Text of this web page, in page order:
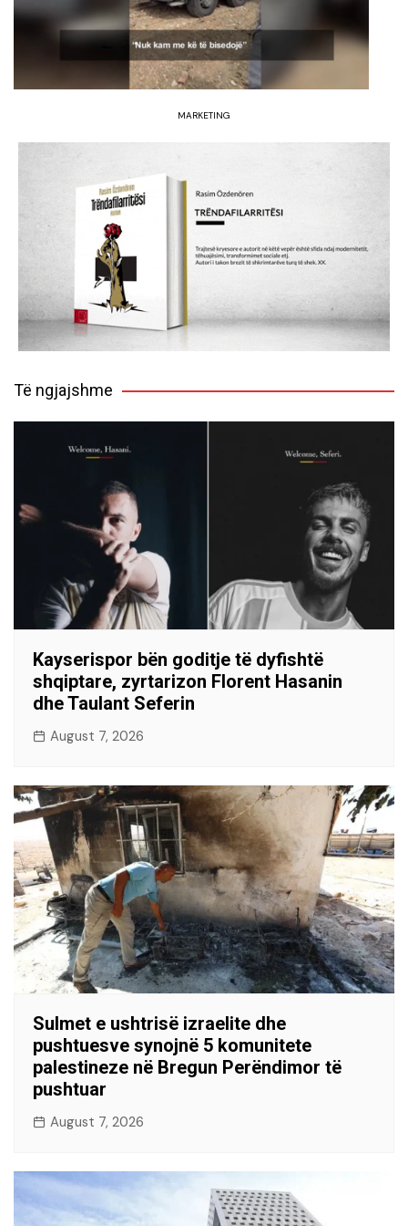
MARKETING
Të ngjajshme
Kayserispor bën goditje të dyfishtë
shqiptare, zyrtarizon Florent Hasanin
dhe Taulant Seferin
August 7, 2026
Sulmet e ushtrisë izraelite dhe
pushtuesve synojnë 5 komunitete
palestineze në Bregun Perëndimor të
pushtuar
August 7, 2026